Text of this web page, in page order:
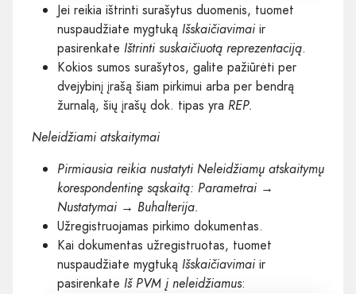
Jei reikia ištrinti surašytus duomenis, tuomet
nuspaudžiate mygtuką Išskaičiavimai ir
pasirenkate Ištrinti suskaičiuotą reprezentaciją.
Kokios sumos surašytos, galite pažiūrėti per
dvejybinį įrašą šiam pirkimui arba per bendrą
žurnalą, šių įrašų dok. tipas yra REP.
Neleidžiami atskaitymai
Pirmiausia reikia nustatyti Neleidžiamų atskaitymų
korespondentinę sąskaitą: Parametrai →
Nustatymai → Buhalterija.
Užregistruojamas pirkimo dokumentas.
Kai dokumentas užregistruotas, tuomet
nuspaudžiate mygtuką Išskaičiavimai ir
pasirenkate Iš PVM į neleidžiamus: